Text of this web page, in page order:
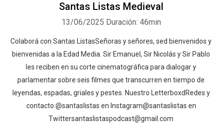
Santas Listas Medieval
13/06/2025 Duración: 46min
⁠Colaborá con Santas Listas⁠⁠⁠⁠⁠⁠⁠⁠⁠⁠Señoras y señores, sed bienvenidos y
bienvenidas a la Edad Media. Sir Emanuel, Sir Nicolás y Sir Pablo
les reciben en su corte cinematográfica para dialogar y
parlamentar sobre seis filmes que transcurren en tiempo de
leyendas, espadas, griales y pestes. ⁠⁠⁠⁠⁠⁠⁠⁠⁠⁠⁠⁠⁠⁠⁠⁠⁠⁠⁠⁠⁠⁠⁠⁠⁠Nuestro Letterboxd⁠⁠⁠⁠⁠⁠⁠⁠⁠⁠⁠⁠⁠⁠⁠⁠⁠⁠⁠⁠⁠⁠⁠⁠⁠⁠⁠⁠⁠⁠Redes y
contacto:⁠⁠⁠⁠⁠⁠⁠⁠⁠⁠⁠⁠⁠⁠⁠⁠⁠⁠⁠⁠⁠⁠⁠⁠⁠⁠⁠⁠⁠⁠@santaslistas⁠⁠⁠⁠⁠⁠⁠⁠⁠⁠⁠⁠⁠⁠⁠⁠⁠⁠⁠⁠⁠⁠⁠⁠⁠⁠⁠⁠⁠⁠ en Instagram⁠⁠⁠⁠⁠⁠⁠⁠⁠⁠⁠⁠⁠⁠⁠⁠⁠⁠⁠⁠⁠⁠⁠⁠⁠⁠⁠⁠⁠⁠@santaslistas⁠⁠⁠⁠⁠⁠⁠⁠⁠⁠ en
Twitter⁠⁠⁠⁠⁠⁠⁠⁠⁠⁠⁠⁠⁠⁠⁠⁠⁠⁠⁠⁠⁠⁠⁠⁠⁠⁠⁠⁠⁠⁠santaslistaspodcast@gmail.com⁠